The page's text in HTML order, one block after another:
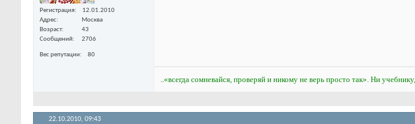
Регистрация
12.01.2010
Адрес
Москва
Возраст
43
Сообщений
2706
Вес репутации 80
..«всегда сомневайся, проверяй и никому не верь просто так». Ни
22.10.2010, 09:43